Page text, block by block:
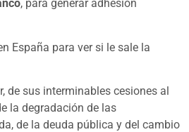
, para generar adhesión
España para ver si le sale la
de sus interminables cesiones al
la degradación de las
de la deuda pública y del cambio